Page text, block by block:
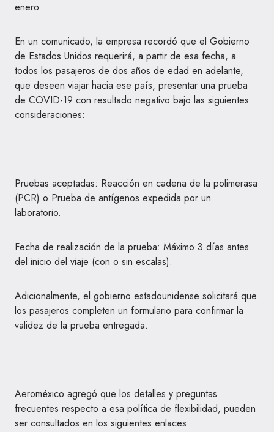
enero.
En un comunicado, la empresa recordó que el Gobierno
de Estados Unidos requerirá, a partir de esa fecha, a
todos los pasajeros de dos años de edad en adelante,
que deseen viajar hacia ese país, presentar una prueba
de COVID-19 con resultado negativo bajo las siguientes
consideraciones:
Pruebas aceptadas: Reacción en cadena de la polimerasa
(PCR) o Prueba de antígenos expedida por un
laboratorio.
Fecha de realización de la prueba: Máximo 3 días antes
del inicio del viaje (con o sin escalas).
Adicionalmente, el gobierno estadounidense solicitará que
los pasajeros completen un formulario para confirmar la
validez de la prueba entregada.
Aeroméxico agregó que los detalles y preguntas
frecuentes respecto a esa política de flexibilidad, pueden
ser consultados en los siguientes enlaces: